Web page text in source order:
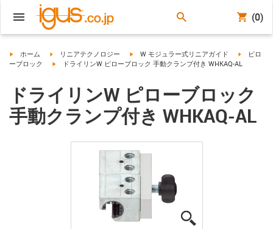
(0)
igus-icon-arrow-right
ホーム igus-icon-arrow-right
リニアテクノロジー igus-icon-arrow-right
W モジュラー式リニアガイド igus-
ピロ
ーブロック
igus-icon-arrow-right
ドライリンW ピローブロック 手動クランプ付き WHKAQ-AL
ドライリンW ピローブロック
手動クランプ付き WHKAQ-AL